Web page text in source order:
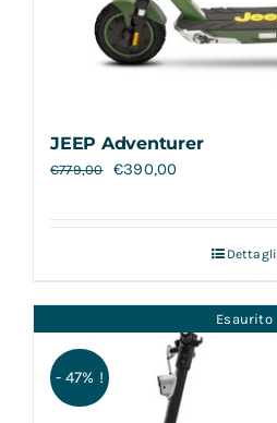
JEEP Adventurer
€779,00 €390,00
Dettagli
Esaurito
- 47% !